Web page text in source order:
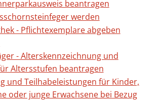
beantragen
werden
- Pflichtexemplare abgeben
- Alterskennzeichnung und
Altersstufen beantragen
und Teilhabeleistungen für Kinder,
oder junge Erwachsene bei Bezug